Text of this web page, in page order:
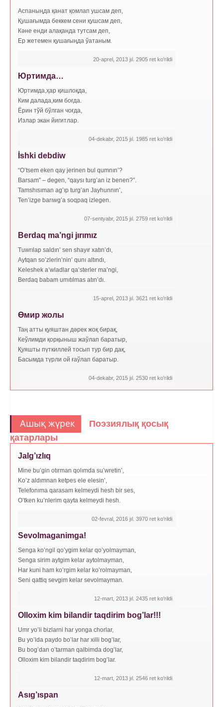
Аспаныңда қанат қомлап ушсам деп,
Қушағымда беккем сени қушсам деп,
Кәне енди алақанда тутсам деп,
Ер жетемен қушағыңда ўатаным.
20-aprel, 2013 jıl. 2905 ret ko'rildi
Юртимда…
Юртимда,ҳар қишлоқда,
Ким далада,ким боғда.
Ёрин тўй бўлган чоғда,
Излар экан йигитлар.
04-dekabr, 2015 jıl. 1985 ret ko'rildi
İshki debdiw
“O’tsem eken qay jerinen bul qumnın’?
Barsam” – degen, “qaysı turg’an iz benen?”.
Tamshısıman ag’ıp turg’an Jayhunnın’,
Ten’izge barıwg’a soqpaq izlegen.
07-sentyabr, 2015 jıl. 2759 ret ko'rildi
Berdaq ma’ngi jırımız
Tuwrılap saldın’ sen shayır xatın’dı,
Aytqan so’zlerin’nin’ qunı altındı,
Keleshek a’wladlar qa’sterler ma’ngi,
Berdaq babam umıtılmas atın’dı.
15-aprel, 2013 jıl. 3621 ret ko'rildi
Өмир жолы
Таң атты қуяштан дәрек жоқ бирақ,
Кеўлимди қорқыныш жаўлап баратыр,
Қуяшты пүткиллей тосып тур бир дақ,
Басымда түрли ой ғаўлап баратыр.
04-dekabr, 2015 jıl. 2530 ret ko'rildi
Ашық жүрек
Поэзиялық қосық
қатарлары
Jalg’ızlıq
Mine bu’gin otırman qolımda su’wretin’,
Ko’z aldımnan ketpes ele elesin’,
Telefonıma qarasam kelmeydi hesh bir ses,
O’tken ku’nlerim qayta kelmeydi hesh.
02-fevral, 2016 jıl. 3970 ret ko'rildi
Sevolmaganimga!
Senga ko’ngil qo’ygim kelar qo’yolmayman,
Senga sirim aytgim kelar aytolmayman,
Har kuni ham ko’rgim kelar ko’rolmayman,
Seni qattiq sevgim kelar sevolmayman.
12-mart, 2013 jıl. 2435 ret ko'rildi
Olloxim kim bilandir taqdirim bog’lar!!!
Umr yo’li bizlarni har yonga chorlar,
Bu yo’lda paydo bo’lar har xilli bog’lar,
Bu bog’dan o’tarman qalbimda dog’lar,
Olloxim kim bilandir taqdirim bog’lar.
12-mart, 2013 jıl. 2546 ret ko'rildi
Asıg’ıspan